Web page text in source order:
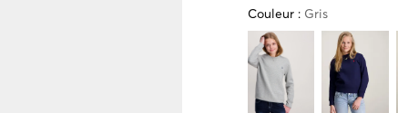
Couleur : Gris